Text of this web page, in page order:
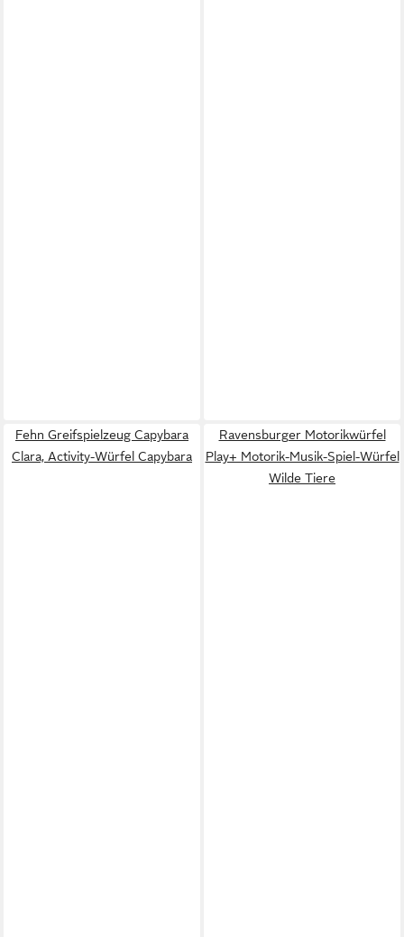
Fehn Greifspielzeug Capybara
Clara, Activity-Würfel Capybara
Ravensburger Motorikwürfel
Play+ Motorik-Musik-Spiel-Würfel
Wilde Tiere